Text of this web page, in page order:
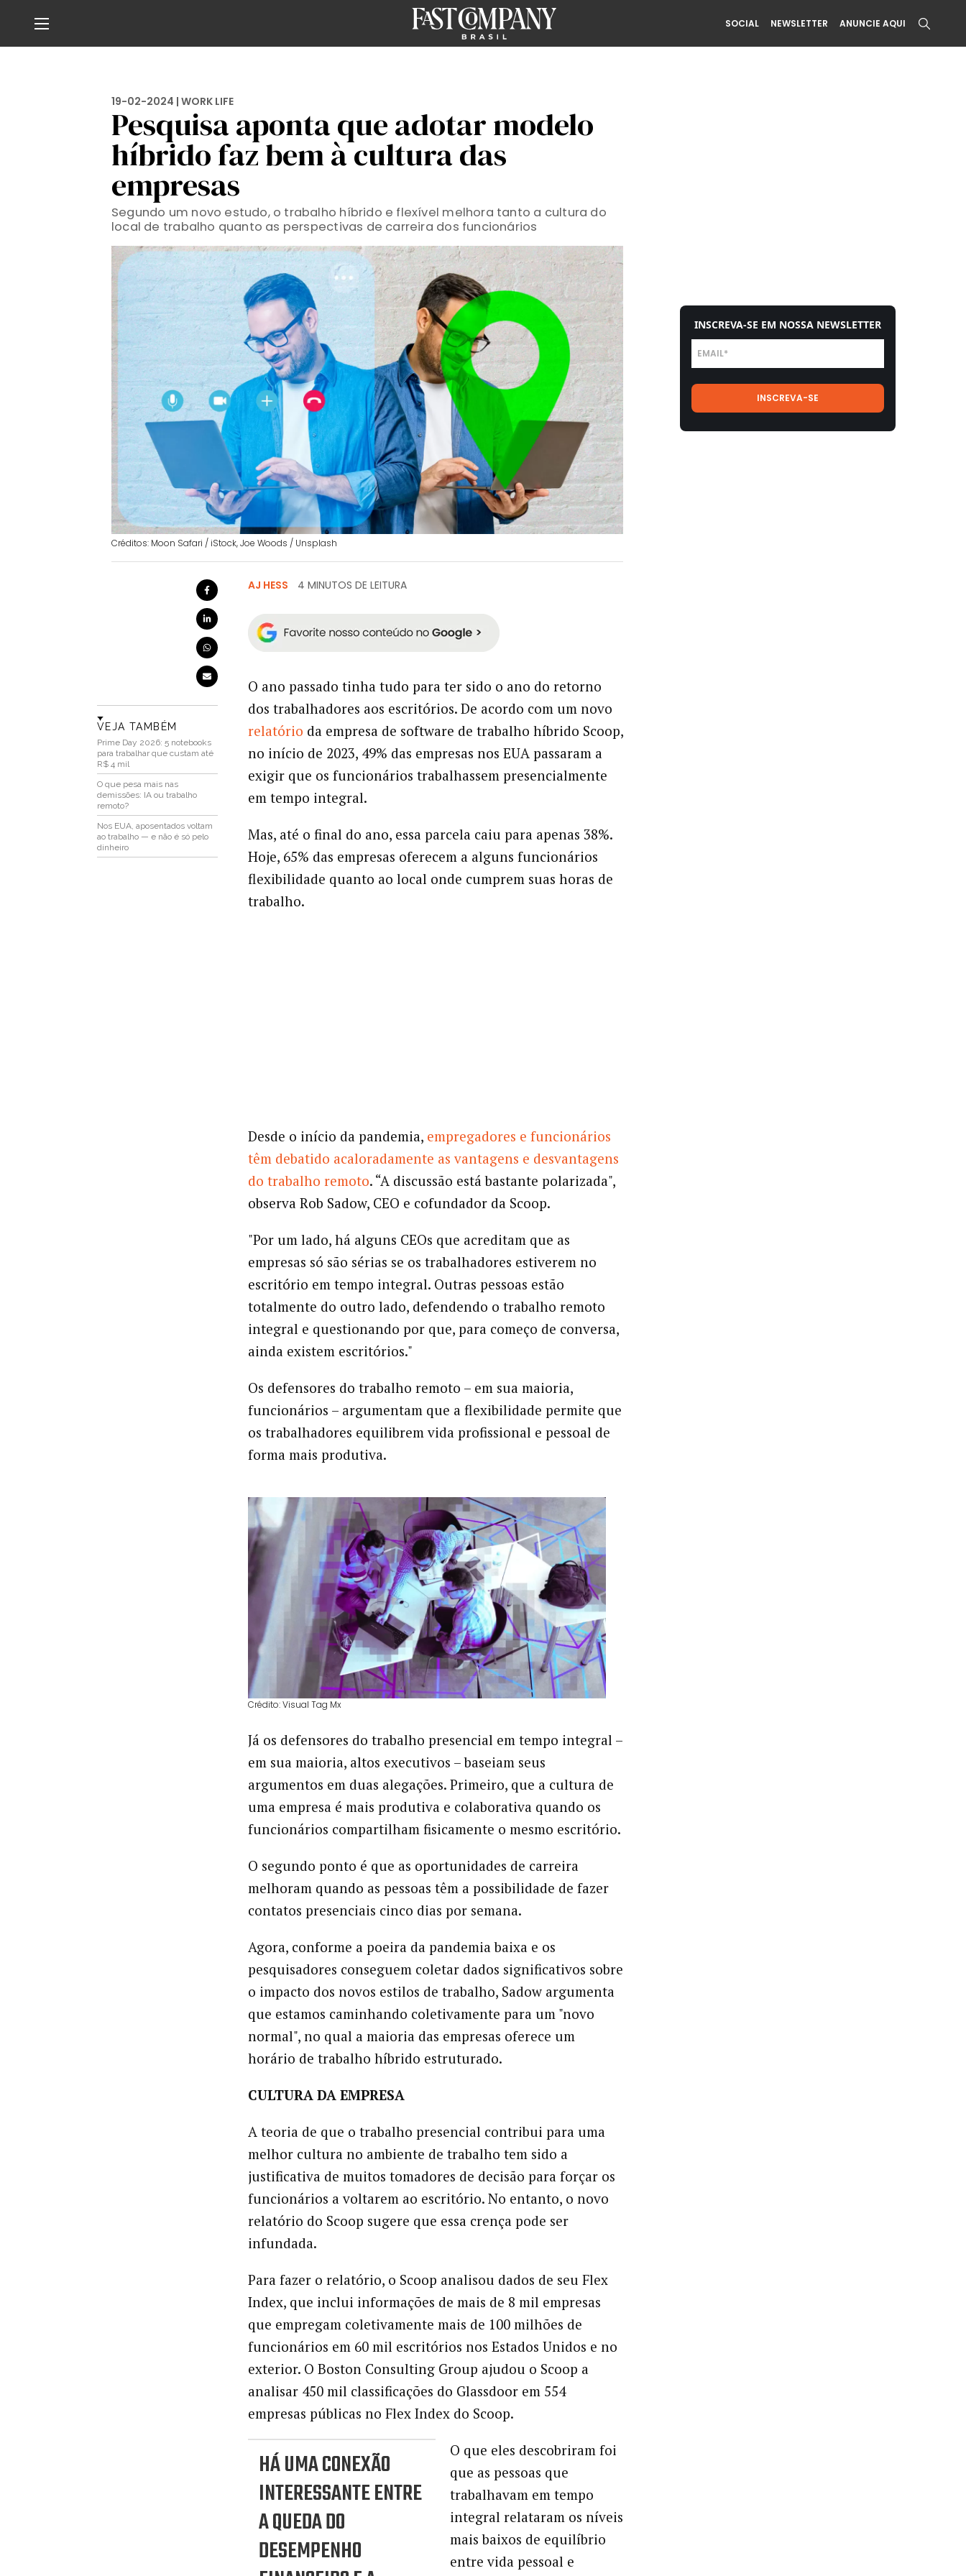
SOCIAL NEWSLETTER ANUNCIE AQUI
19-02-2024 | WORK LIFE
Pesquisa aponta que adotar modelo
híbrido faz bem à cultura das
empresas
Segundo um novo estudo, o trabalho híbrido e flexível melhora tanto a cultura do
local de trabalho quanto as perspectivas de carreira dos funcionários
Créditos: Moon Safari / iStock, Joe Woods / Unsplash
VEJA TAMBÉM
Prime Day 2026: 5 notebooks
para trabalhar que custam até
R$ 4 mil
O que pesa mais nas
demissões: IA ou trabalho
remoto?
Nos EUA, aposentados voltam
ao trabalho — e não é só pelo
dinheiro
AJ HESS 4 MINUTOS DE LEITURA
O ano passado tinha tudo para ter sido o ano do retorno
dos trabalhadores aos escritórios. De acordo com um novo
relatório da empresa de software de trabalho híbrido Scoop,
no início de 2023, 49% das empresas nos EUA passaram a
exigir que os funcionários trabalhassem presencialmente
em tempo integral.
Mas, até o final do ano, essa parcela caiu para apenas 38%.
Hoje, 65% das empresas oferecem a alguns funcionários
flexibilidade quanto ao local onde cumprem suas horas de
trabalho.
Desde o início da pandemia, empregadores e funcionários
têm debatido acaloradamente as vantagens e desvantagens
do trabalho remoto. “A discussão está bastante polarizada",
observa Rob Sadow, CEO e cofundador da Scoop.
"Por um lado, há alguns CEOs que acreditam que as
empresas só são sérias se os trabalhadores estiverem no
escritório em tempo integral. Outras pessoas estão
totalmente do outro lado, defendendo o trabalho remoto
integral e questionando por que, para começo de conversa,
ainda existem escritórios."
Os defensores do trabalho remoto – em sua maioria,
funcionários – argumentam que a flexibilidade permite que
os trabalhadores equilibrem vida profissional e pessoal de
forma mais produtiva.
Crédito: Visual Tag Mx
Já os defensores do trabalho presencial em tempo integral –
em sua maioria, altos executivos – baseiam seus
argumentos em duas alegações. Primeiro, que a cultura de
uma empresa é mais produtiva e colaborativa quando os
funcionários compartilham fisicamente o mesmo escritório.
O segundo ponto é que as oportunidades de carreira
melhoram quando as pessoas têm a possibilidade de fazer
contatos presenciais cinco dias por semana.
Agora, conforme a poeira da pandemia baixa e os
pesquisadores conseguem coletar dados significativos sobre
o impacto dos novos estilos de trabalho, Sadow argumenta
que estamos caminhando coletivamente para um "novo
normal", no qual a maioria das empresas oferece um
horário de trabalho híbrido estruturado.
CULTURA DA EMPRESA
A teoria de que o trabalho presencial contribui para uma
melhor cultura no ambiente de trabalho tem sido a
justificativa de muitos tomadores de decisão para forçar os
funcionários a voltarem ao escritório. No entanto, o novo
relatório do Scoop sugere que essa crença pode ser
infundada.
Para fazer o relatório, o Scoop analisou dados de seu Flex
Index, que inclui informações de mais de 8 mil empresas
que empregam coletivamente mais de 100 milhões de
funcionários em 60 mil escritórios nos Estados Unidos e no
exterior. O Boston Consulting Group ajudou o Scoop a
analisar 450 mil classificações do Glassdoor em 554
empresas públicas no Flex Index do Scoop.
HÁ UMA CONEXÃO
INTERESSANTE ENTRE
A QUEDA DO
DESEMPENHO
O que eles descobriram foi
que as pessoas que
trabalhavam em tempo
integral relataram os níveis
mais baixos de equilíbrio
entre vida pessoal e
INSCREVA-SE EM NOSSA NEWSLETTER